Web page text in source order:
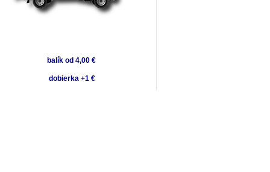
balík od 4,00 €
dobierka +1 €